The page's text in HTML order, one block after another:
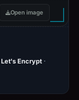
Open image
Let's Encrypt ·